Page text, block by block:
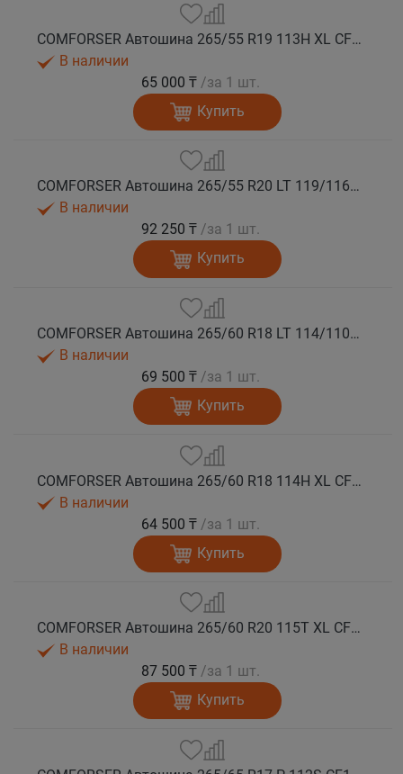
COMFORSER Автошина 265/55 R19 113H XL CF1100 RWL лето
В наличии
65 000 ₸ /за 1 шт.
Купить
COMFORSER Автошина 265/55 R20 LT 119/116R CF1100 10PR RWL лето
В наличии
92 250 ₸ /за 1 шт.
Купить
COMFORSER Автошина 265/60 R18 LT 114/110S CF1100 8PR RWL лето
В наличии
69 500 ₸ /за 1 шт.
Купить
COMFORSER Автошина 265/60 R18 114H XL CF1100 RWL лето
В наличии
64 500 ₸ /за 1 шт.
Купить
COMFORSER Автошина 265/60 R20 115T XL CF1100 RWL лето
В наличии
87 500 ₸ /за 1 шт.
Купить